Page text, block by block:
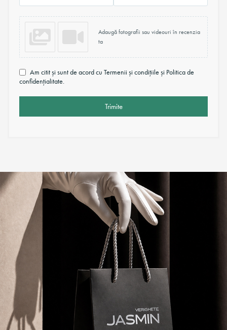
Adaugă fotografii sau videouri în recenzia
ta
Am citit și sunt de acord cu Termenii și condițiile și Politica de
confidențialitate.
Trimite